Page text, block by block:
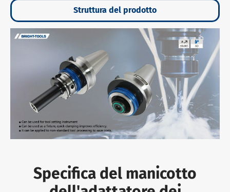
Struttura del prodotto
Specifica del manicotto